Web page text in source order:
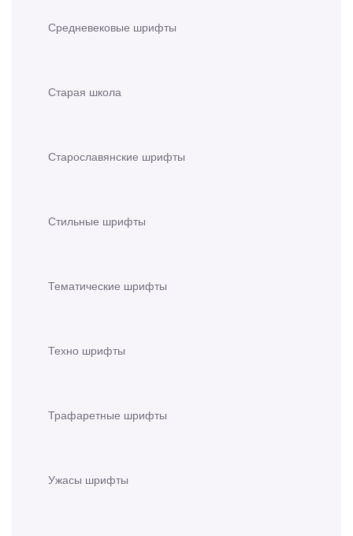
Средневековые шрифты
Старая школа
Старославянские шрифты
Стильные шрифты
Тематические шрифты
Техно шрифты
Трафаретные шрифты
Ужасы шрифты